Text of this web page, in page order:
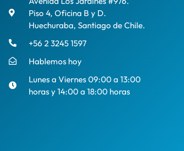
Piso 4, Oficina B y D.
Huechuraba, Santiago de Chile.
+56 2 3245 1597
Hablemos hoy
Lunes a Viernes 09:00 a 13:00
horas y 14:00 a 18:00 horas